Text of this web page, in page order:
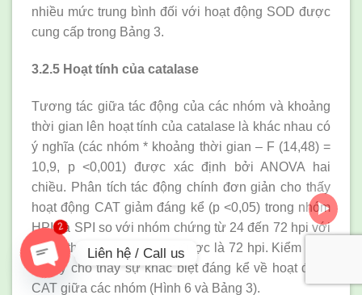
nhiều mức trung bình đối với hoạt động SOD được
cung cấp trong Bảng 3.
3.2.5 Hoạt tính của catalase
Tương tác giữa tác động của các nhóm và khoảng
thời gian lên hoạt tính của catalase là khác nhau có
ý nghĩa (các nhóm * khoảng thời gian – F (14,48) =
10,9, p <0,001) được xác định bởi ANOVA hai
chiều. Phân tích tác động chính đơn giản cho thấy
hoạt động CAT giảm đáng kể (p <0,05) trong nhóm
HPI và SPI so với nhóm chứng từ 24 đến 72 hpi với
giá trị thấp nhất quan sát được là 72 hpi. Kiểm định
Tukey cho thấy sự khác biệt đáng kể về hoạt động
CAT giữa các nhóm (Hình 6 và Bảng 3).
Liên hệ / Call us
OPEN
2